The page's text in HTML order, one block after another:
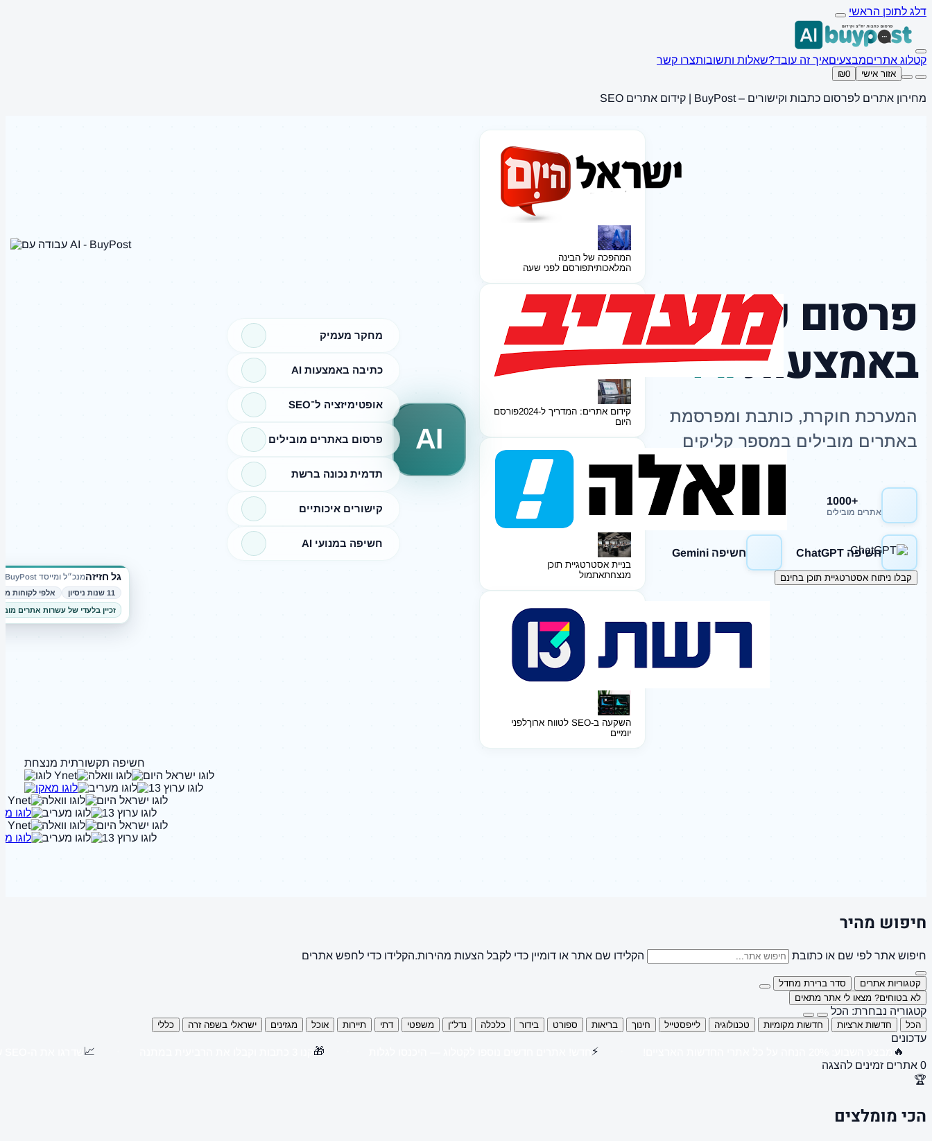
דלג לתוכן הראשי
קטלוג אתריםמבצעיםאיך זה עובד?שאלות ותשובותצרו קשר
אזור אישי ₪0
מחירון אתרים לפרסום כתבות וקישורים – BuyPost | קידום אתרים SEO
גל חזיזהמנכ״ל ומייסד BuyPost
11 שנות ניסיון
אלפי לקוחות
זכיין בלעדי של עשרות אתרים
מחקר מעמיק
כתיבה באמצעות AI
אופטימיזציה ל־SEO
פרסום באתרים מובילים
תדמית נכונה ברשת
קישורים איכותיים
חשיפה במנועי AI
AI
המהפכה של הבינה
המלאכותיתפורסם לפני שעה
קידום אתרים: המדריך ל-2024
פורסם
היום
בניית אסטרטגיית תוכן
מנצחתאתמול
השקעה ב-SEO לטווח ארוך
לפני
יומיים
פרסום כתבות
באמצעותAI
המערכת חוקרת, כותבת ומפרסמת
באתרים מובילים במספר קליקים
+1000
אתרים מובילים
חשיפה Google
חשיפה ChatGPT חשיפה Gemini
קבלו ניתוח אסטרטגיית תוכן בחינם
חשיפה תקשורתית מנצחת
חיפוש מהיר
חיפוש אתר לפי שם או כתובת הקלידו שם אתר או דומיין כדי לקבל הצעות מהירות.הקלידו כדי לחפש אתרים
קטגוריות אתרים
סדר ברירת מחדל
לא בטוחים? מצאו לי אתר מתאים
קטגוריה נבחרת: הכל
הכל חדשות ארציות חדשות מקומיות טכנולוגיה לייפסטייל חינוך בריאות ספורט בידור כלכלה נדל"ן משפטי דתי תיירות אוכל מגזינים ישראלי בשפה זרה כללי
עדכונים
🔥
⚡
🎁
📈
0 אתרים זמינים להצגה
🏆
הכי מומלצים